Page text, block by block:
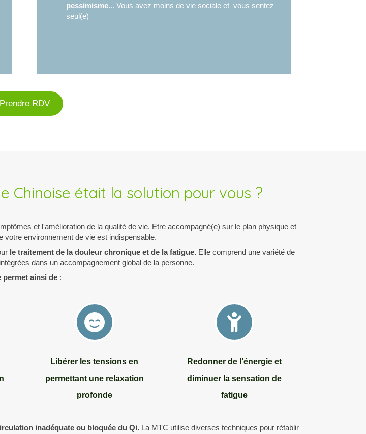
pessimisme... Vous avez moins de vie sociale et vous sentez
seul(e)
Prendre RDV
Chinoise était la solution pour vous ?
et l'amélioration de la qualité de vie. Etre accompagné(e) sur le plan physique et
votre environnement de vie est indispensable.
le traitement de la douleur chronique et de la fatigue.Elle comprend une variété de
dans un accompagnement global de la personne.
permet ainsi de :
Libérer les tensions en
permettant une relaxation
profonde
Redonner de l’énergie et
diminuer la sensation de
fatigue
inadéquate ou bloquée du Qi. La MTC utilise diverses techniques pour rétablir